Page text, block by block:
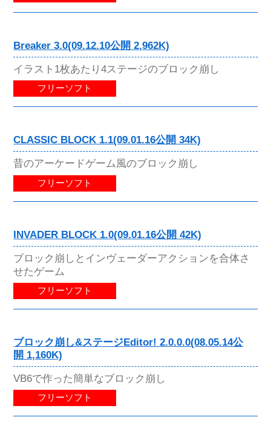
Breaker 3.0(09.12.10公開 2,962K)
イラスト1枚あたり4ステージのブロック崩し
フリーソフト
CLASSIC BLOCK 1.1(09.01.16公開 34K)
昔のアーケードゲーム風のブロック崩し
フリーソフト
INVADER BLOCK 1.0(09.01.16公開 42K)
ブロック崩しとインヴェーダーアクションを合体さ
せたゲーム
フリーソフト
ブロック崩し&ステージEditor! 2.0.0.0(08.05.14公
開 1,160K)
VB6で作った簡単なブロック崩し
フリーソフト